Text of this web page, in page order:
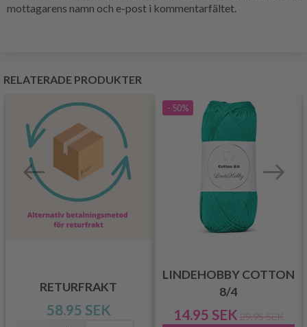
mottagarens namn och e-post i kommentarfältet.
RELATERADE PRODUKTER
RETURFRAKT
58.95 SEK
- 50%
LINDEHOBBY COTTON
8/4
14.95 SEK 29.95 SEK